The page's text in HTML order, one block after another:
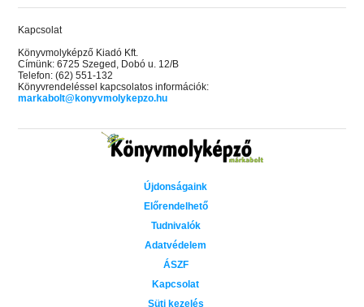
Kapcsolat
Könyvmolyképző Kiadó Kft.
Címünk: 6725 Szeged, Dobó u. 12/B
Telefon: (62) 551-132
Könyvrendeléssel kapcsolatos információk:
markabolt@konyvmolykepzo.hu
Újdonságaink
Előrendelhető
Tudnivalók
Adatvédelem
ÁSZF
Kapcsolat
Süti kezelés